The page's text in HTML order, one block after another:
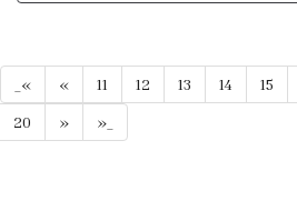
_« « 11 12 13 14 15
20
» »_